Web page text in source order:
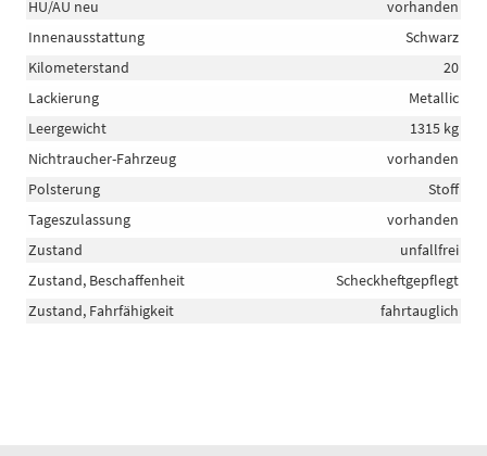
HU/AU neu
vorhanden
Innenausstattung
Schwarz
Kilometerstand
20
Lackierung
Metallic
Leergewicht
1315 kg
Nichtraucher-Fahrzeug
vorhanden
Polsterung
Stoff
Tageszulassung
vorhanden
Zustand
unfallfrei
Zustand, Beschaffenheit
Scheckheftgepflegt
Zustand, Fahrfähigkeit
fahrtauglich